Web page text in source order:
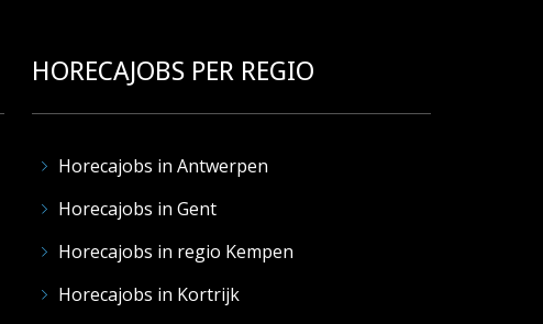
HORECAJOBS PER REGIO
Horecajobs in Antwerpen
Horecajobs in Gent
Horecajobs in regio Kempen
Horecajobs in Kortrijk